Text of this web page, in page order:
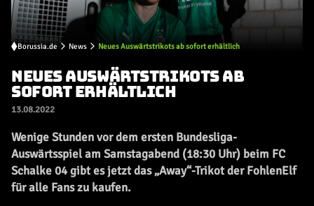
Borussia.de News Neues Auswärtstrikots ab sofort erhältlich
NEUES AUSWÄRTSTRIKOTS AB
SOFORT ERHÄLTLICH
13.08.2022
Wenige Stunden vor dem ersten Bundesliga-
Auswärtsspiel am Samstagabend (18:30 Uhr) beim FC
Schalke 04 gibt es jetzt das „Away“-Trikot der FohlenElf
für alle Fans zu kaufen.